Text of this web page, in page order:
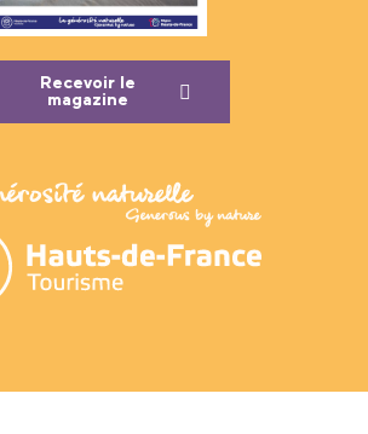
Recevoir le
magazine